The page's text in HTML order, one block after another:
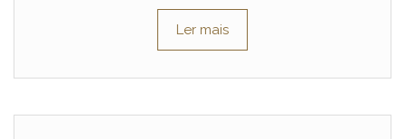
Ler mais